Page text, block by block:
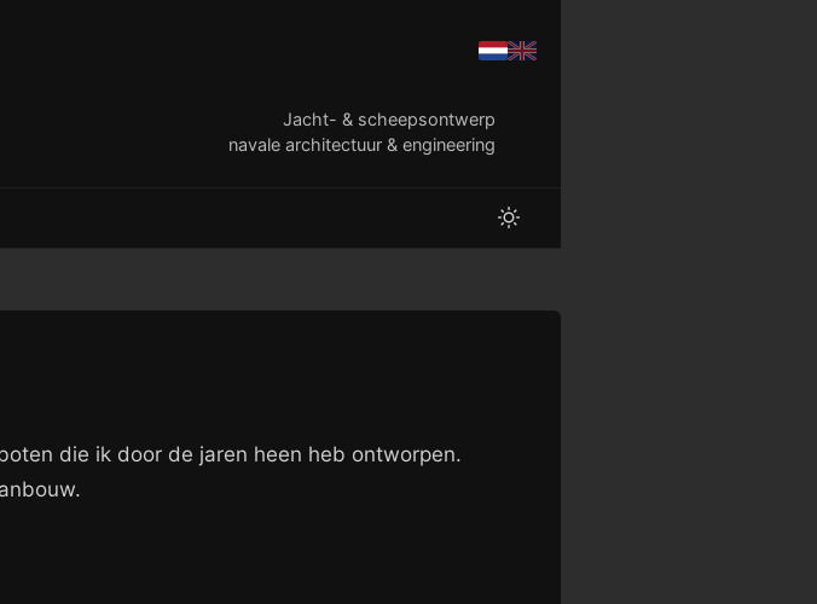
Jacht- & scheepsontwerp
navale architectuur & engineering
die ik door de jaren heen heb ontworpen.